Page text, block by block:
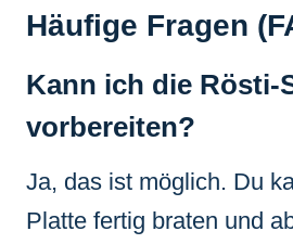
Häufige Fragen
Kann ich die Rösti-
vorbereiten?
Ja, das ist möglich. Du
Platte fertig braten und